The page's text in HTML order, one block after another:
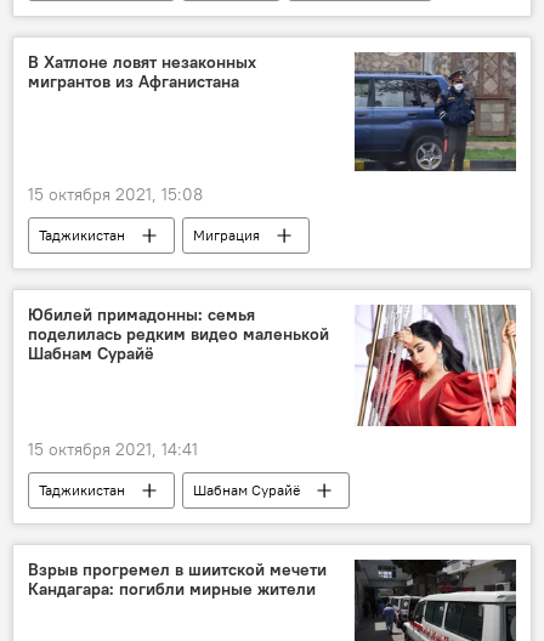
тюрьма
арестованы члены ПИВТ
В Хатлоне ловят незаконных
мигрантов из Афганистана
15 октября 2021, 15:08
Таджикистан
Миграция
Афганистан и Таджикистан: новости на границе
Афганистан
Новости Куляба и Хатлонской области
Юбилей примадонны: семья
поделилась редким видео маленькой
Шабнам Сурайё
15 октября 2021, 14:41
Таджикистан
Шабнам Сурайё
Знаменитости
Истории успешных таджиков
Взрыв прогремел в шиитской мечети
Кандагара: погибли мирные жители